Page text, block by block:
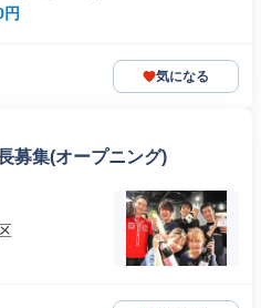
気になる
募集(オープニング)